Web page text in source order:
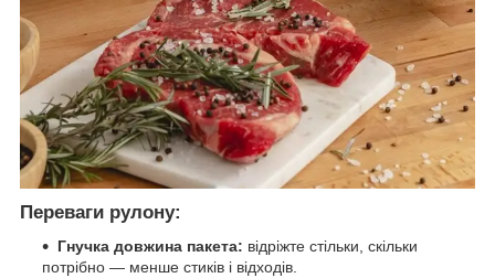
Переваги рулону:
Гнучка довжина пакета: відріжте стільки, скільки
потрібно — менше стиків і відходів.